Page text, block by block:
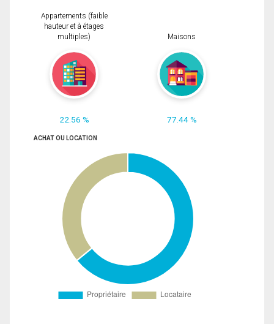
Appartements (faible
hauteur et à étages
multiples)
22.56 %
Maisons
77.44 %
ACHAT OU LOCATION